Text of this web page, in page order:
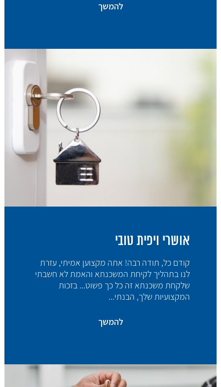
להמשך
אושרי ויפית טובי
קודם כל, תודה רבה! אתה מקצוען אמיתי, עזרת
לנו בתהליך לקיחת המשכנתא והאמת לא חשבתי
שלקחת משכנתא זה כל כך פשוט... בזכות
המקצועיות שלך, הבנתי...
להמשך